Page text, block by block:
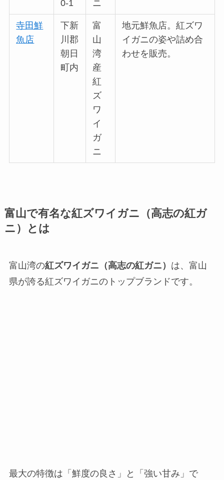
0-1 ニ
寺田鮮
魚店
下新
川郡
朝日
町内
富
山
湾
産
紅
ズ
ワ
イ
ガ
ニ
地元鮮魚店。紅ズワ
イガニの姿や詰め合
わせを販売。
富山で有名な紅ズワイガニ（高志の紅ガ
ニ）とは
富山湾の紅ズワイガニ（高志の紅ガニ） は、富山
県が誇る紅ズワイガニのトップブランドです。
最大の特徴は「鮮度の良さ」と「強い甘み」で